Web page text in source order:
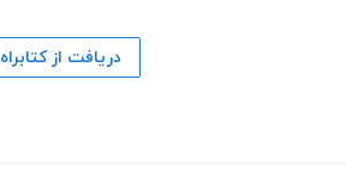
دریافت از کتابراه